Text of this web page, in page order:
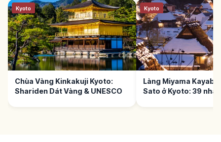
Kyoto
Chùa Vàng Kinkakuji Kyoto:
Shariden Dát Vàng & UNESCO
Kyoto
Làng Miyama
Sato ở Kyoto: 39 nhà